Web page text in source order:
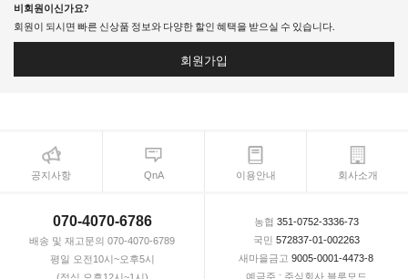
비회원이신가요?
회원이 되시면 빠른 신상품 정보와 다양한 할인 혜택을 받으실 수 있습니다.
회원가입
공지사항 QnA 이용안내 회사소개
070-4070-6786
배송 및 재고문의 070-4070-6789
평일 오전10시~오후5시
농협 351-0752-3336-73
국민 572837-01-002263
새마을금고 9005-0001-4473-8
예금주 : 주식회사 블루모드